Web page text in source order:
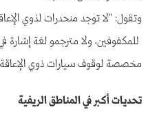
وتقول: "لا توجد منحدرات لذوي
للمكفوفين، ولا مترجمو لغة إشارة
مخصصة لوقوف سيارات ذوي الإعاقة.
تحديات أكبر في المناطق الريفية